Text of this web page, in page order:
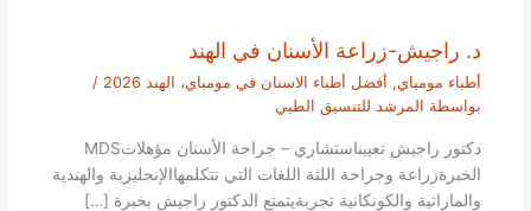
د. راجيش-زراعة الأسنان في الهند
أطباء مومباي, أفضل أطباء الاسنان في مومباي، الهند 2026
/
بواسطة المرشد للتنسيق الطبي
دكتور راجيش تعييناستشاري – جراحة الأسنان مؤهلاتMDS
الخبرةزراعة وجراحة اللثة اللغات التي تتكلمهاالإنجليزية والهندية
والماراثية والكونكانية تجربةيتمتع الدكتور راجيش بخبرة […]